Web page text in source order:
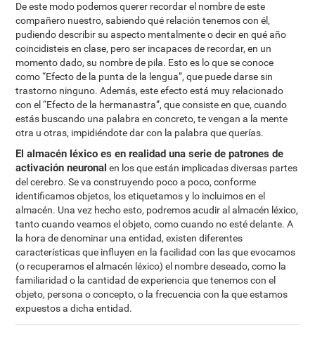
De este modo podemos querer recordar el nombre de este
compañero nuestro, sabiendo qué relación tenemos con él,
pudiendo describir su aspecto mentalmente o decir en qué año
coincidisteis en clase, pero ser incapaces de recordar, en un
momento dado, su nombre de pila. Esto es lo que se conoce
como “Efecto de la punta de la lengua”, que puede darse sin
trastorno ninguno. Además, este efecto está muy relacionado
con el “Efecto de la hermanastra”, que consiste en que, cuando
estás buscando una palabra en concreto, te vengan a la mente
otra u otras, impidiéndote dar con la palabra que querías.
El almacén léxico es en realidad una serie de patrones de
activación neuronal en los que están implicadas diversas partes
del cerebro. Se va construyendo poco a poco, conforme
identificamos objetos, los etiquetamos y lo incluimos en el
almacén. Una vez hecho esto, podremos acudir al almacén léxico,
tanto cuando veamos el objeto, como cuando no esté delante. A
la hora de denominar una entidad, existen diferentes
características que influyen en la facilidad con las que evocamos
(o recuperamos el almacén léxico) el nombre deseado, como la
familiaridad o la cantidad de experiencia que tenemos con el
objeto, persona o concepto, o la frecuencia con la que estamos
expuestos a dicha entidad.